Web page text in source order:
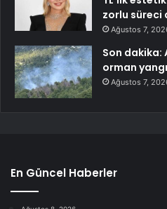
zorlu süreci
Ağustos 7,
Son dakika:
orman
Ağustos 7,
En Güncel Haberler